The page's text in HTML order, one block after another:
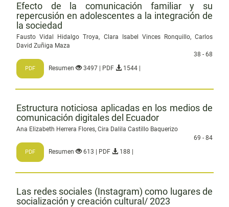
Efecto de la comunicación familiar y su
repercusión en adolescentes a la integración de
la sociedad
Fausto Vidal Hidalgo Troya, Clara Isabel Vinces Ronquillo, Carlos
David Zuñiga Maza
38 - 68
PDF Resumen 3497 | PDF 1544 |
Estructura noticiosa aplicadas en los medios de
comunicación digitales del Ecuador
Ana Elizabeth Herrera Flores, Cira Dalila Castillo Baquerizo
69 - 84
PDF Resumen 613 | PDF 188 |
Las redes sociales (Instagram) como lugares de
socialización y creación cultural/ 2023